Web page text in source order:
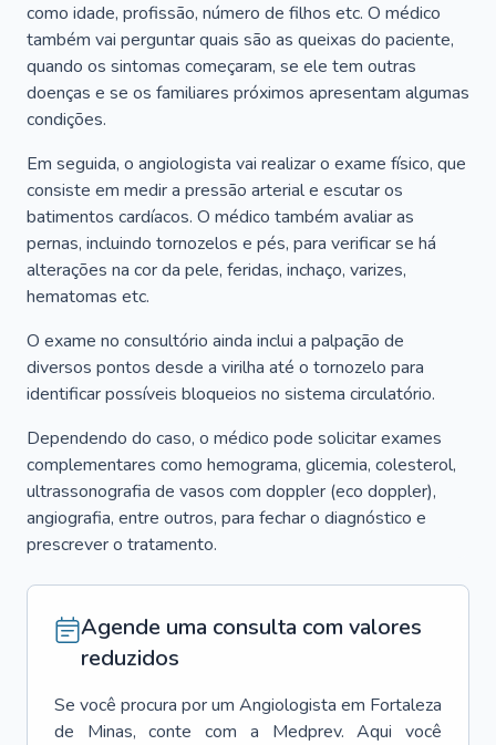
como idade, profissão, número de filhos etc. O médico
também vai perguntar quais são as queixas do paciente,
quando os sintomas começaram, se ele tem outras
doenças e se os familiares próximos apresentam algumas
condições.
Em seguida, o angiologista vai realizar o exame físico, que
consiste em medir a pressão arterial e escutar os
batimentos cardíacos. O médico também avaliar as
pernas, incluindo tornozelos e pés, para verificar se há
alterações na cor da pele, feridas, inchaço, varizes,
hematomas etc.
O exame no consultório ainda inclui a palpação de
diversos pontos desde a virilha até o tornozelo para
identificar possíveis bloqueios no sistema circulatório.
Dependendo do caso, o médico pode solicitar exames
complementares como hemograma, glicemia, colesterol,
ultrassonografia de vasos com doppler (eco doppler),
angiografia, entre outros, para fechar o diagnóstico e
prescrever o tratamento.
Agende uma consulta com valores
reduzidos
Se você procura por um Angiologista em Fortaleza
de Minas, conte com a Medprev. Aqui você